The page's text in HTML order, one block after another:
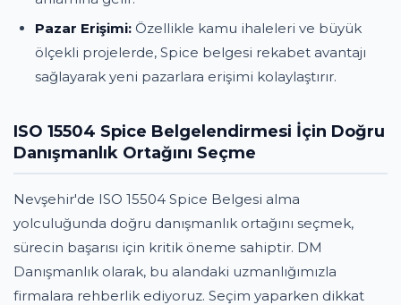
Pazar Erişimi: Özellikle kamu ihaleleri ve büyük
ölçekli projelerde, Spice belgesi rekabet avantajı
sağlayarak yeni pazarlara erişimi kolaylaştırır.
ISO 15504 Spice Belgelendirmesi İçin Doğru
Danışmanlık Ortağını Seçme
Nevşehir'de ISO 15504 Spice Belgesi alma
yolculuğunda doğru danışmanlık ortağını seçmek,
sürecin başarısı için kritik öneme sahiptir. DM
Danışmanlık olarak, bu alandaki uzmanlığımızla
firmalara rehberlik ediyoruz. Seçim yaparken dikkat